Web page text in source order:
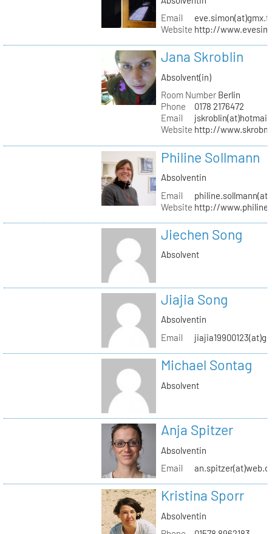
Email
eve.simon(at)gmx.fr
Website http://
Jana Skroblin
Absolvent(in)
Room NumberBerlin
Phone
0178 2176472
Email
Website http://
Philine Sollmann
Absolventin
Email
Website http://
Jiechen Song
Absolvent
Jiajia Song
Absolventin
Email
Michael Sontag
Absolvent
Anja Spitzer
Absolventin
Email
Kristina Sporr
Absolventin